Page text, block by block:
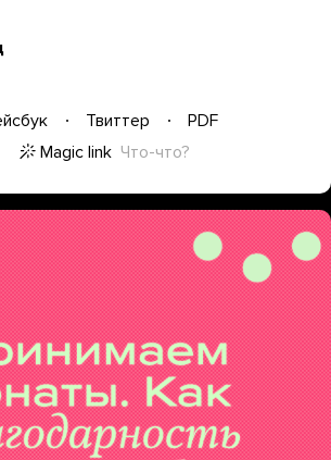
Твиттер
PDF
Magic link Что-что?